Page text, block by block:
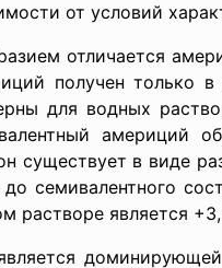
от условий
получен только
для водных
америций
существует в виде
семивалентного
растворе является
у